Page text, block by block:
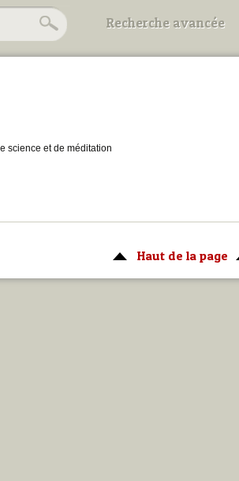
Recherche avancée
Utilisez les champs ci-dessous
science et de méditation
Haut de la page